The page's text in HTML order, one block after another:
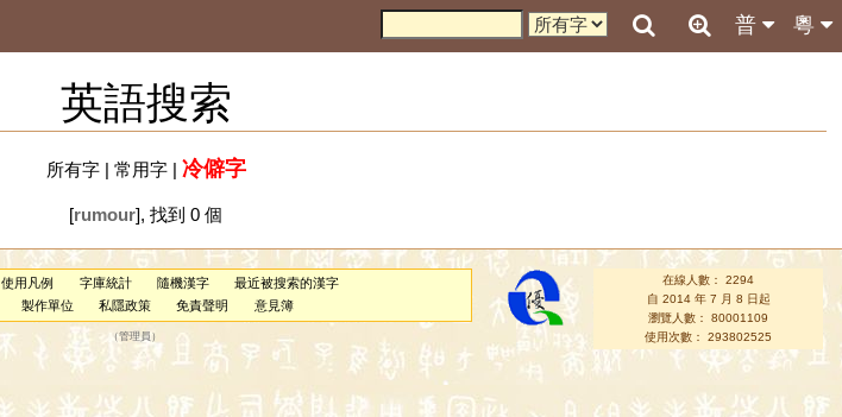
粵
普
英語搜索
所有字| 常用字| 冷僻字
[rumour], 找到 0 個
使用凡例 字庫統計 隨機漢字
最近被搜索的漢字
製作單位 私隱政策 免責聲明 意見簿
（管理員 ）
在線人數： 2294
自 2014 年 7 月 8 日起
瀏覽人數： 80001109
使用次數： 293802525